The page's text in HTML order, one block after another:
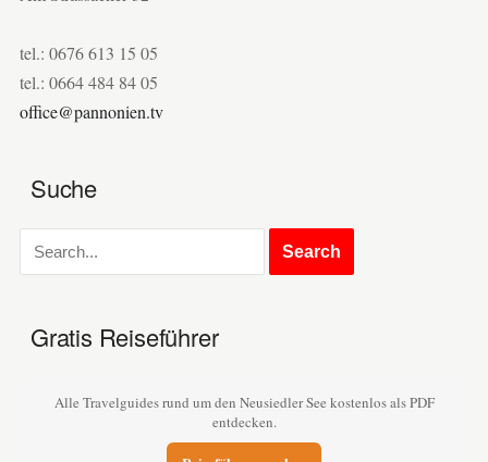
tel.: 0676 613 15 05
tel.: 0664 484 84 05
office@pannonien.tv
Suche
Gratis Reiseführer
Alle Travelguides rund um den Neusiedler See kostenlos als PDF
entdecken.